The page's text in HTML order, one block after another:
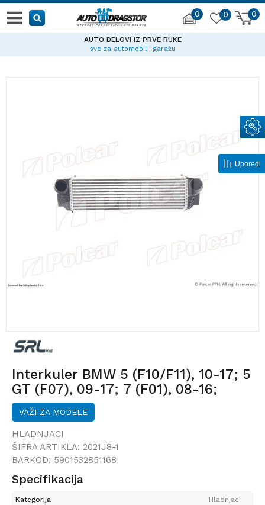
0 0
0
AUTO DELOVI IZ PRVE RUKE
sve za automobil i garažu
Interkuler BMW 5 (F10/F11), 10-17; 5
GT (F07), 09-17; 7 (F01), 08-16;
VAŽI ZA MODELE
HLADNJACI
ŠIFRA ARTIKLA: 2021J8-1
BARKOD: 5901532851168
Specifikacija
Kategorija
Hladnjaci
Uporedi